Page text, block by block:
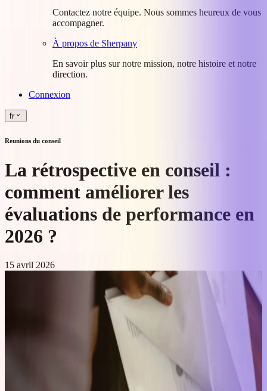
Contactez notre équipe. Nous sommes heureux de vous
accompagner.
À propos de Sherpany
En savoir plus sur notre mission, notre histoire et notre
direction.
Connexion
fr
Reunions du conseil
La rétrospective en conseil :
comment améliorer les
évaluations de performance en
2026 ?
15 avril 2026